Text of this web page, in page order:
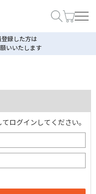
録した方は
いいたします
ログインしてください。